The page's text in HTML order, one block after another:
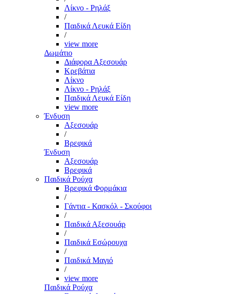
Λίκνο - Ρηλάξ
/
Παιδικά Λευκά Είδη
/
view more
Δωμάτιο
Διάφορα Αξεσουάρ
Κρεβάτια
Λίκνο
Λίκνο - Ρηλάξ
Παιδικά Λευκά Είδη
view more
Ένδυση
Αξεσουάρ
/
Βρεφικά
Ένδυση
Αξεσουάρ
Βρεφικά
Παιδικά Ρούχα
Βρεφικά Φορμάκια
/
Γάντια - Κασκόλ - Σκούφοι
/
Παιδικά Αξεσουάρ
/
Παιδικά Εσώρουχα
/
Παιδικά Μαγιό
/
view more
Παιδικά Ρούχα